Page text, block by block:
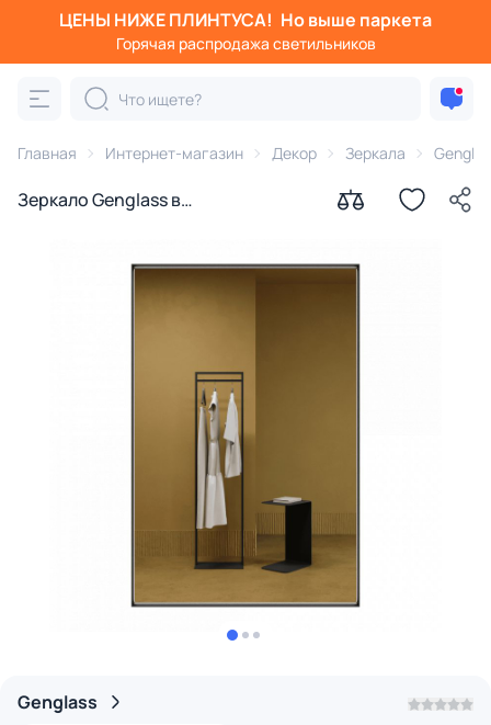
ЦЕНЫ НИЖЕ ПЛИНТУСА! Но выше паркета
Горячая распродажа светильников
Главная Интернет-магазин Декор Зеркала
Зеркало Genglass в
Genglass